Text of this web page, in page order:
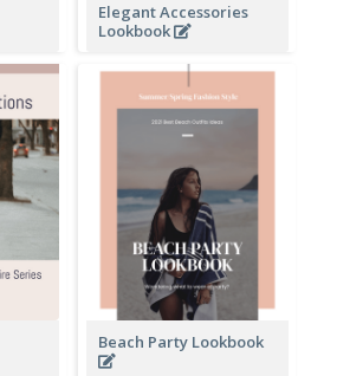
Elegant Accessories
Lookbook
Beach Party Lookbook